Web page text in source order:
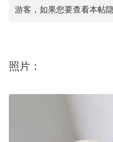
游客，如果您要查看本帖
照片：